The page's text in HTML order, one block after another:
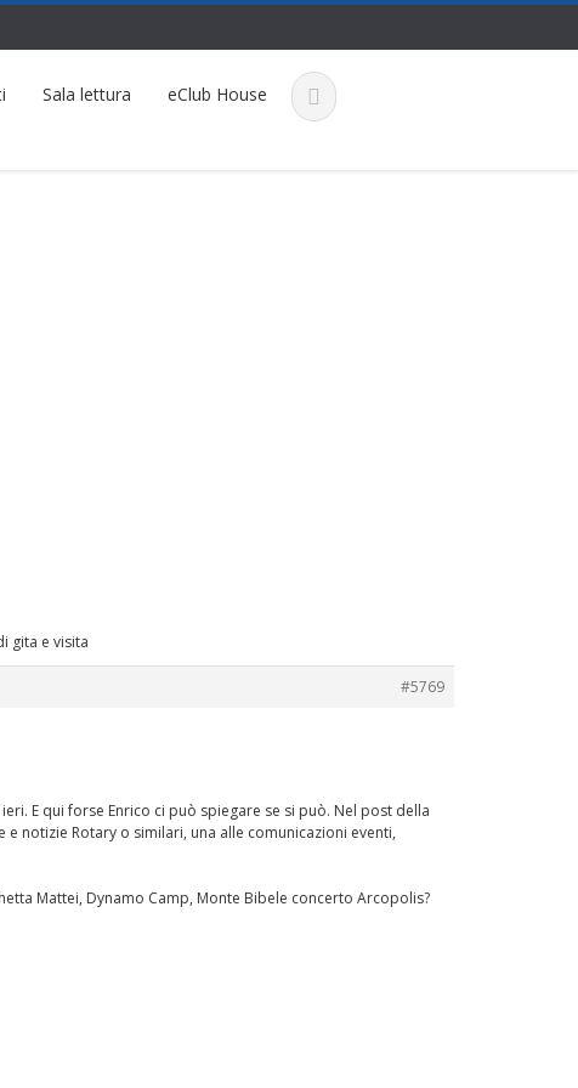
Sala lettura eClub House
gita e visita
#5769
E qui forse Enrico ci può spiegare se si può. Nel post della
notizie Rotary o similari, una alle comunicazioni eventi,
Mattei, Dynamo Camp, Monte Bibele concerto Arcopolis?